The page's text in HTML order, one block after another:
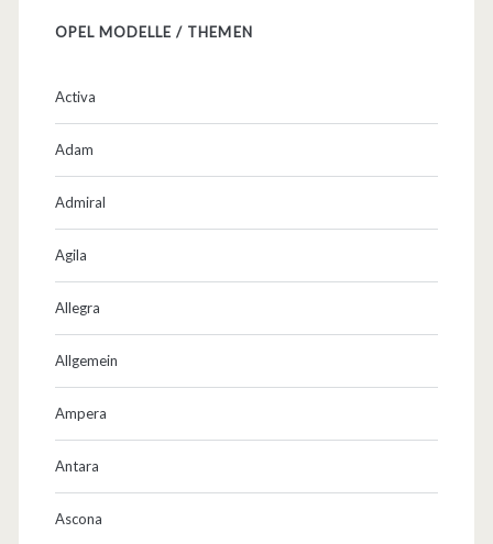
g
n
…
OPEL MODELLE / THEMEN
Activa
Adam
Admiral
Agila
Allegra
Allgemein
Ampera
Antara
Ascona